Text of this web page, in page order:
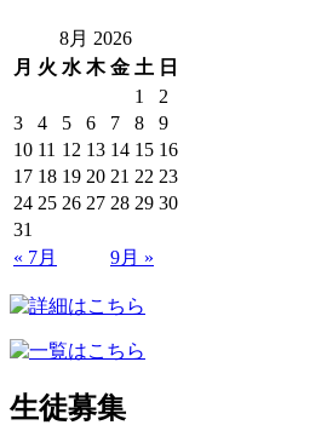
8月 2026
月 火 水 木 金 土 日
1
2
3
4 5 6 7 8
9
10 11 12 13 14 15 16
17 18 19 20 21 22 23
24 25 26 27 28 29 30
31
« 7月
9月 »
生徒募集